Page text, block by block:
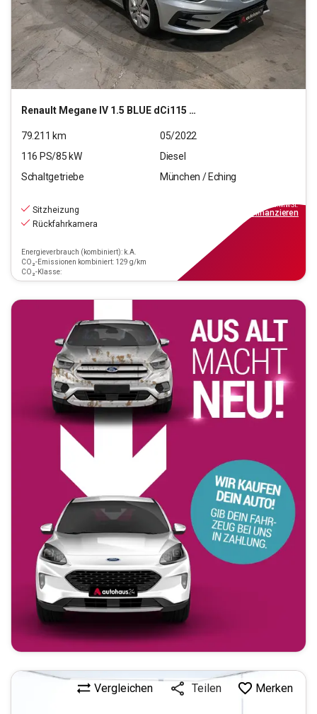
Renault Megane IV 1.5 BLUE dCi115 Grandt. Business Edition
79.211 km
05/2022
116 PS/85 kW
Diesel
Schaltgetriebe
München / Eching
Sitzheizung
Rückfahrkamera
Energieverbrauch (kombiniert): k.A.
CO₂-Emissionen kombiniert: 129 g/km
CO₂-Klasse:
inkl.MwSt.
finanzieren
Vergleichen Teilen Merken